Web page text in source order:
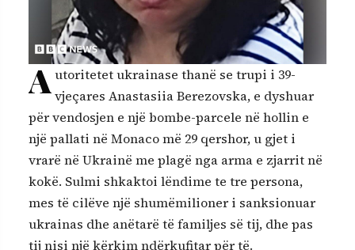
A utoritetet ukrainase thanë se trupi i 39-
vjeçares Anastasiia Berezovska, e dyshuar
për vendosjen e një bombe-parcele në hollin e
një pallati në Monaco më 29 qershor, u gjet i
vrarë në Ukrainë me plagë nga arma e zjarrit në
kokë. Sulmi shkaktoi lëndime te tre persona,
mes të cilëve një shumëmilioner i sanksionuar
ukrainas dhe anëtarë të familjes së tij, dhe pas
tij nisi një kërkim ndërkufitar për të.